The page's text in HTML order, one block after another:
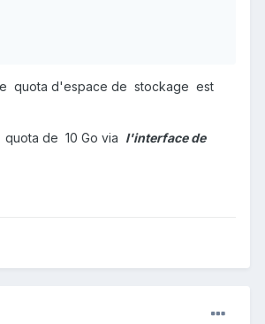
quota d'espace de stockage est
de 10 Go via l'interface de